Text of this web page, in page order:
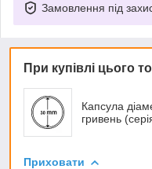
Замовлення під
При купівлі цього
Капсула
гривень
Приховати